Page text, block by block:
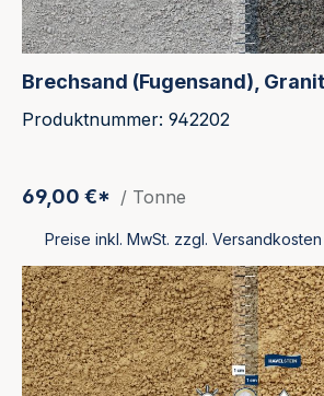
Brechsand (Fugensand),
Produktnummer: 942202
69,00 €* / Tonne
Preise inkl. MwSt. zzgl. Versandkosten